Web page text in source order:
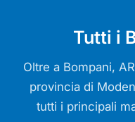
Tutti i
Oltre a Bompani,
provincia di
tutti i principali